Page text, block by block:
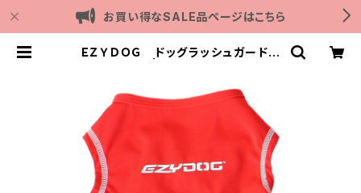
お買い得なSALE品ページはこちら
ＥＺＹＤＯＧ ドッグラッシュガード